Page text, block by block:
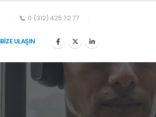
0 (312) 425 72 77
BIZE ULAŞIN